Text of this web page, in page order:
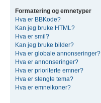
Formatering og emnetyper
Hva er BBKode?
Kan jeg bruke HTML?
Hva er smil?
Kan jeg bruke bilder?
Hva er globale annonseringer?
Hva er annonseringer?
Hva er prioriterte emner?
Hva er stengte tema?
Hva er emneikoner?